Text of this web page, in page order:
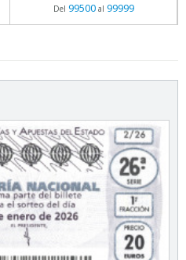
Del 99500al 99999